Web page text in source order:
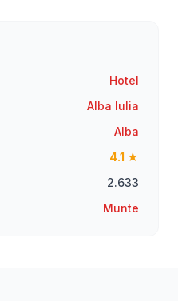
Hotel
Alba Iulia
Alba
4.1 ★
2.633
Munte